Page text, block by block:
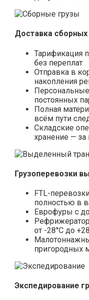
Доставка сборных
Тарификация
без переплат
Отправка в
накопления
постоянных
Полная
всём пути
Складские
хранение — за
Грузоперевозки
FTL-
полностью в
Еврофуры с
от -28°С до
пригородных
Экспедирование